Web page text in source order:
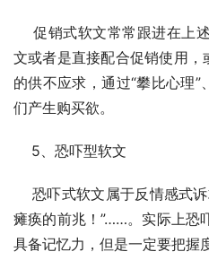
文或者是直接配合促销使用，
的供不应求，通过“攀比心理”
们产生购买欲。
    5、恐吓型软文
    恐吓式软文属于反情感式诉求，直击软肋——“高血脂，
瘫痪的前兆！”……。实际上恐
具备记忆力，但是一定要把握